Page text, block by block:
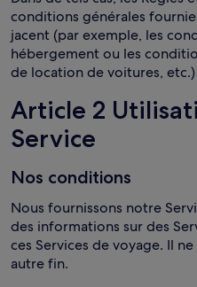
conditions générales
jacent (par exemple, les
hébergement ou les
de location de voitures, etc.)
Article 2
Service
Nos conditions
Nous fournissons notre
des informations sur des
ces Services de voyage. Il
autre fin.